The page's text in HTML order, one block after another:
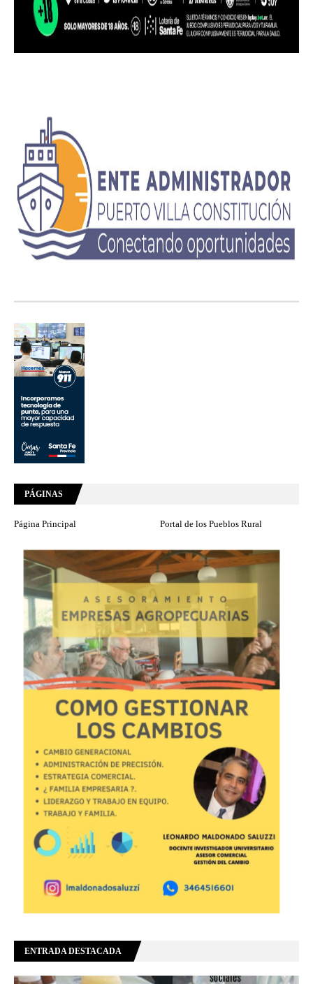
PÁGINAS
Página Principal Portal de los Pueblos Rural
ENTRADA DESTACADA